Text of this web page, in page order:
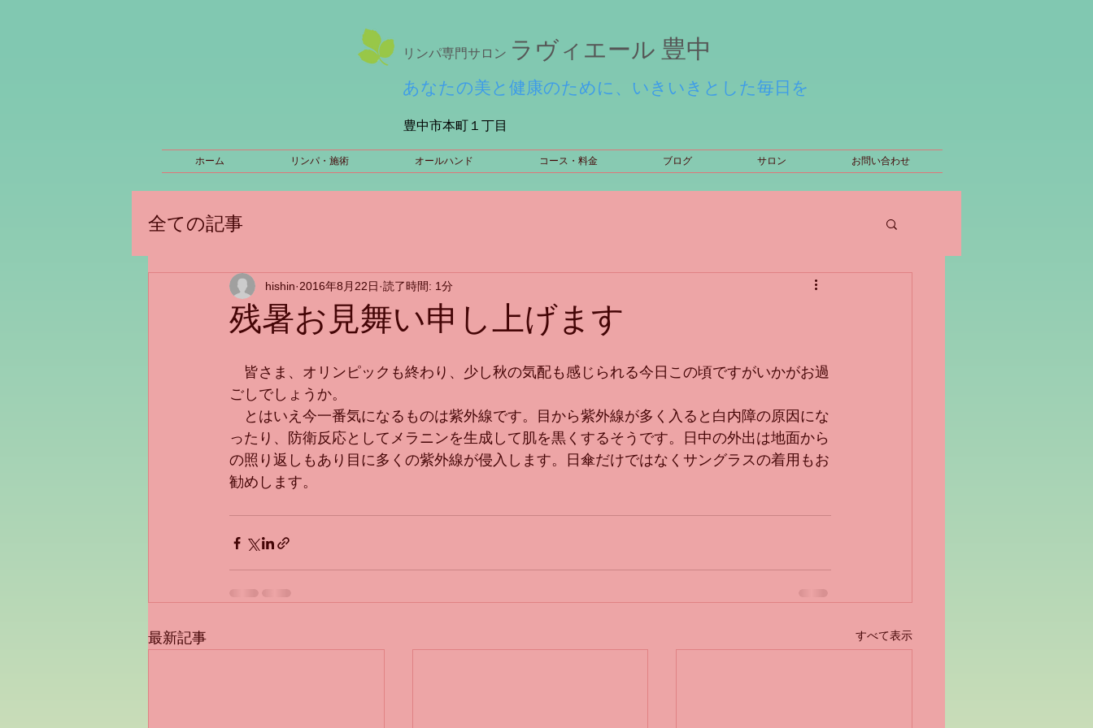
リンパ専門サロン ラヴィエール 豊中
あなたの美と健康のために、いきいきとした毎日を
豊中市本町１丁目
ホーム リンパ・施術 オールハンド コース・料金 ブログ サロン お問い合わせ
全ての記事
残暑お見舞い申し上げます
hishin 2016年8月22日 読了時間: 1分
皆さま、オリンピックも終わり、少し秋の気配も感じられる今日この頃ですがいかがお過
ごしでしょうか。
とはいえ今一番気になるものは紫外線です。目から紫外線が多く入ると白内障の原因にな
ったり、防衛反応としてメラニンを生成して肌を黒くするそうです。日中の外出は地面から
の照り返しもあり目に多くの紫外線が侵入します。日傘だけではなくサングラスの着用もお
勧めします。
最新記事 すべて表示